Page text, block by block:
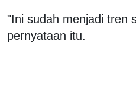
"Ini sudah menjadi tren
pernyataan itu.